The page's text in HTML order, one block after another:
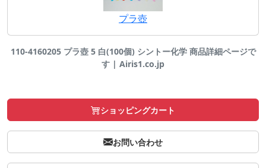
プラ壺
110-4160205 プラ壺 5 白(100個) シントー化学 商品詳細ページで
す | Airis1.co.jp
ショッピングカート
お問い合わせ